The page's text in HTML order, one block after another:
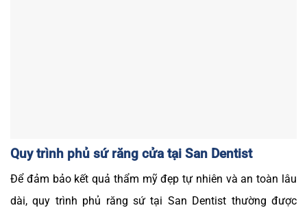
Quy trình phủ sứ răng cửa tại San Dentist
Để đảm bảo kết quả thẩm mỹ đẹp tự nhiên và an toàn lâu
dài, quy trình phủ răng sứ tại San Dentist thường được